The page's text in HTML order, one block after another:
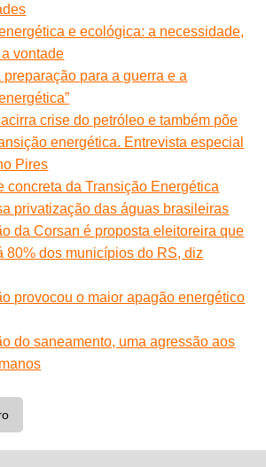
e ecológica: a necessidade,
vontade
preparação para a guerra e a
crise do petróleo e também põe
energética. Entrevista especial
Pires
concreta da Transição Energética
privatização das águas brasileiras
da Corsan é proposta eleitoreira que
80% dos municípios do RS, diz
provocou o maior apagão energético
do saneamento, uma agressão aos